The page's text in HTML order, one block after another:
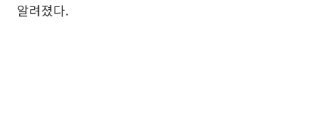
알려졌다.